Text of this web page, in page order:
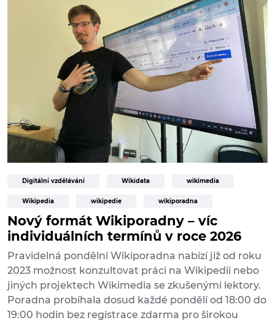
Digitální vzdělávání Wikidata wikimedia
Wikipedia wikipedie wikiporadna
Nový formát Wikiporadny – víc
individuálních termínů v roce 2026
Pravidelná pondělní Wikiporadna nabízí již od roku
2023 možnost konzultovat práci na Wikipedii nebo
jiných projektech Wikimedia se zkušenými lektory.
Poradna probíhala dosud každé pondělí od 18:00 do
19:00 hodin bez registrace zdarma pro širokou